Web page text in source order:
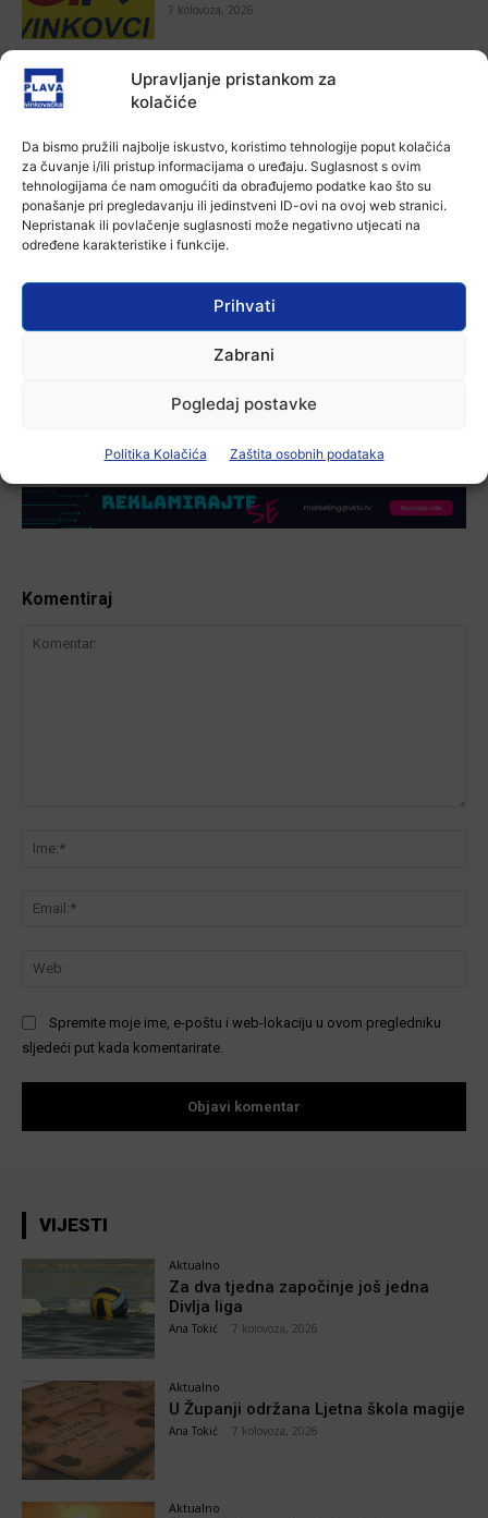
Upravljanje pristankom za
kolačiće
Da bismo pružili najbolje iskustvo, koristimo tehnologije poput kolačića
za čuvanje i/ili pristup informacijama o uređaju. Suglasnost s ovim
tehnologijama će nam omogućiti da obrađujemo podatke kao što su
ponašanje pri pregledavanju ili jedinstveni ID-ovi na ovoj web stranici.
Nepristanak ili povlačenje suglasnosti može negativno utjecati na
određene karakteristike i funkcije.
Prihvati
Zabrani
Pogledaj postavke
Politika Kolačića Zaštita osobnih podataka
7 kolovoza, 2026
Za dva tjedna započinje još jedna
Divlja liga
Aktualno
U Županji održana Ljetna škola magije
7 kolovoza, 2026
Aktualno
Zbog niskog vodostaja otežana
plovidba na Dunavu
Komentiraj
Spremite moje ime, e-poštu i web-lokaciju u ovom pregledniku
sljedeći put kada komentarirate.
VIJESTI
Aktualno
Za dva tjedna započinje još jedna
Divlja liga
Ana Tokić 7 kolovoza, 2026
Aktualno
U Županji održana Ljetna škola magije
Ana Tokić 7 kolovoza, 2026
Aktualno